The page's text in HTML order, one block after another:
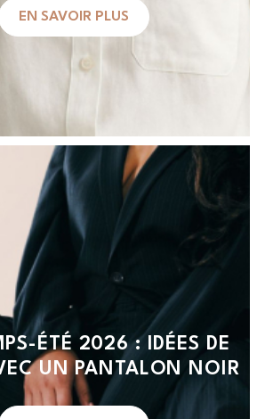
EN SAVOIR PLUS
ÉTÉ 2026 : IDÉES DE
UN PANTALON NOIR